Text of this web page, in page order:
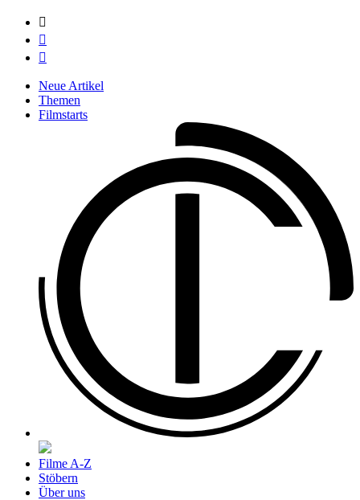



Neue Artikel
Themen
Filmstarts
Filme A-Z
Stöbern
Über uns